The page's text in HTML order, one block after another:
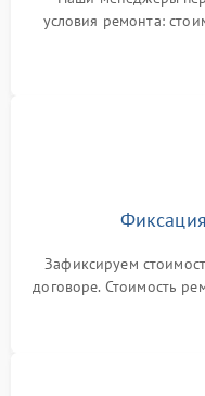
условия ремонта:
Зафиксируем
договоре. Стоимость